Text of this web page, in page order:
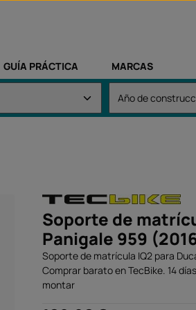
GUÍA PRÁCTICA MARCAS
Soporte de
Panigale 959
Soporte de matrícula IQ2 para
Comprar barato en TecBike. 14
montar